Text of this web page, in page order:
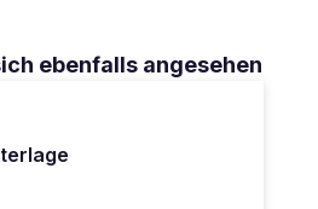
ebenfalls angesehen